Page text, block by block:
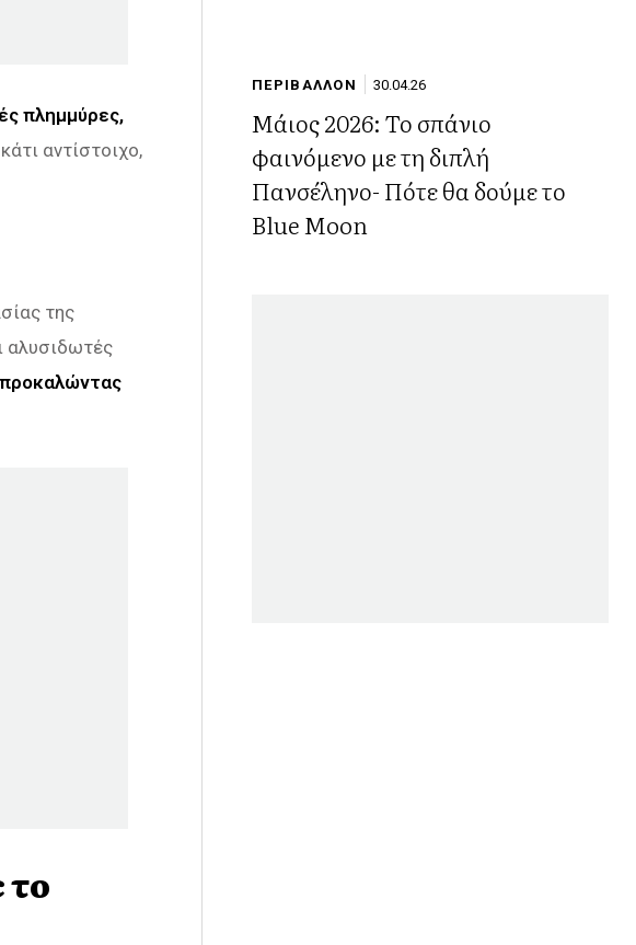
πλημμύρες,
αντίστοιχο,
της
αλυσιδωτές
προκαλώντας
ΠΕΡΙΒΑΛΛΟΝ 30.04.26
Μάιος 2026: Το σπάνιο
φαινόμενο με τη διπλή
Πανσέληνο- Πότε θα δούμε το
Blue Moon